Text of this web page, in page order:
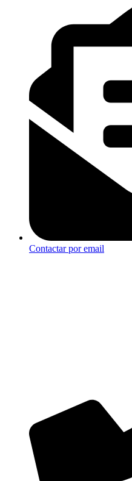
Contactar por email